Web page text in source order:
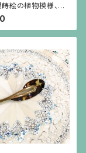
絵の植物模様、大
さなブローチ